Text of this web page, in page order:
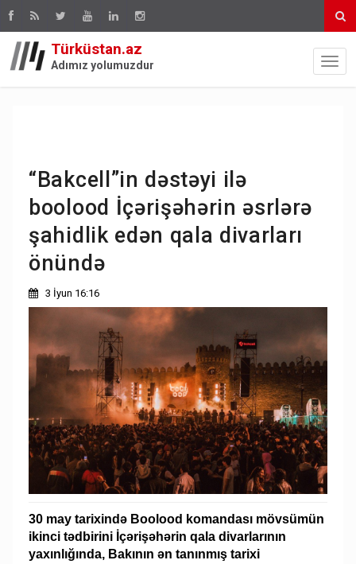
Türküstan.az
Adımız yolumuzdur
“Bakcell”in dəstəyi ilə
boolood İçərişəhərin əsrlərə
şahidlik edən qala divarları
önündə
3 İyun 16:16
30 may tarixində Boolood komandası mövsümün
ikinci tədbirini İçərişəhərin qala divarlarının
yaxınlığında, Bakının ən tanınmış tarixi